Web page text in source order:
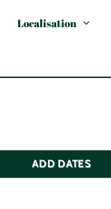
Localisation
ADD DATES